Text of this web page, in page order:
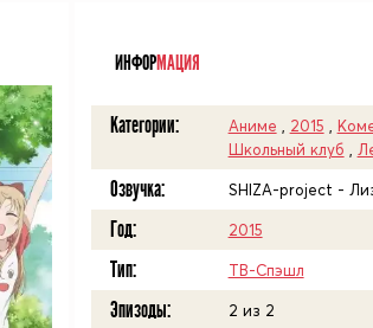
ИНФОРМАЦИЯ
Категории: Аниме 2015
Школьный клуб
Озвучка: SHIZA-project -
Год: 2015
Тип: ТВ-Спэшл
Эпизоды: 2 из 2